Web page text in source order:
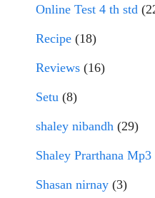
Online Test 4 th std
Recipe (18)
Reviews (16)
Setu (8)
shaley nibandh (29)
Shaley Prarthana Mp3
Shasan nirnay (3)